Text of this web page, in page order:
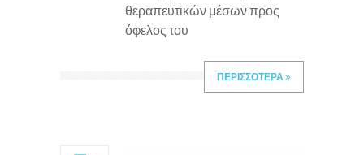
θεραπευτικών μέσων προς
όφελος του
ΠΕΡΙΣΣΟΤΕΡΑ